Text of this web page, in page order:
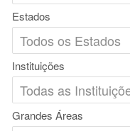
Estados
Instituições
Grandes Áreas